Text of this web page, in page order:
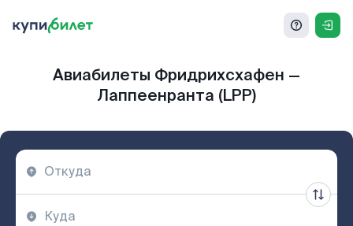
Авиабилеты Фридрихсхафен —
Лаппеенранта (LPP)